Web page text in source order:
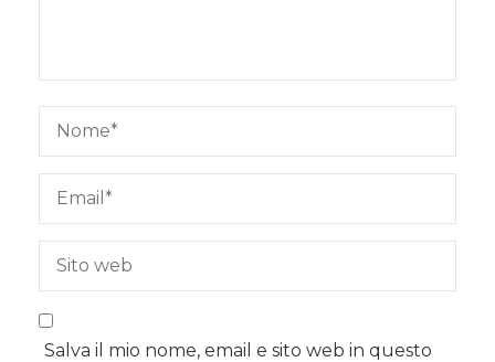
Salva il mio nome, email e sito web in questo